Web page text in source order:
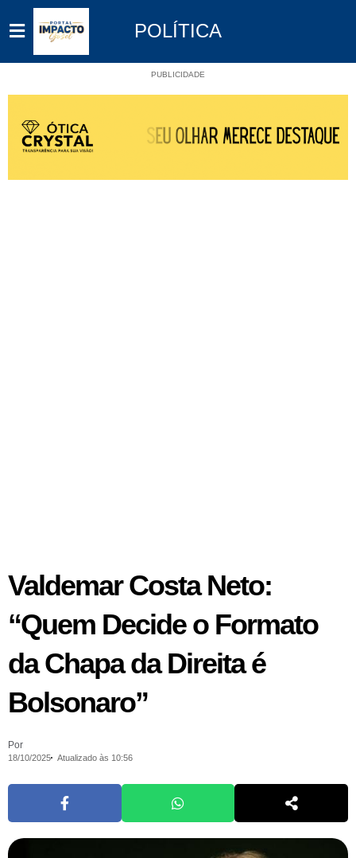
POLÍTICA
PUBLICIDADE
Valdemar Costa Neto:
“Quem Decide o Formato
da Chapa da Direita é
Bolsonaro”
Por
18/10/2025 Atualizado às 10:56